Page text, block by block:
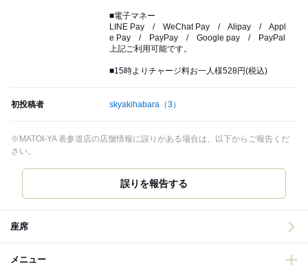
■電子マネー
LINE Pay / WeChat Pay / Alipay / Appl
e Pay / PayPay / Google pay / PayPal
上記ご利用可能です。
■15時よりチャージ料お一人様528円(税込)
初投稿者 skyakihabara （3）
※MATOI-YA 表参道店の店舗情報に誤りがある場合は、以下からご報告くだ
さい。
誤りを報告する
座席
メニュー